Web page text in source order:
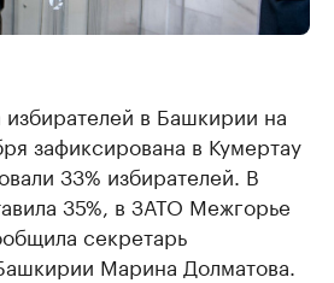
избирателей в Башкирии на
зафиксирована в Кумертау
33% избирателей. В
35%, в ЗАТО Межгорье
секретарь
Марина Долматова.